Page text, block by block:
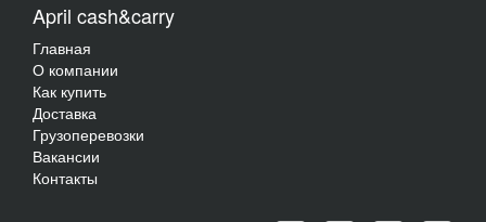
April cash&carry
Главная
О компании
Как купить
Доставка
Грузоперевозки
Вакансии
Контакты